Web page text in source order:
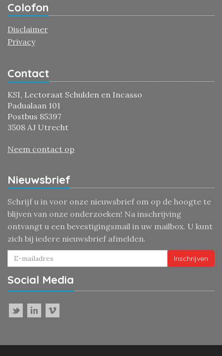
Colofon
Disclaimer
Privacy
Contact
KSI, Lectoraat Schulden en Incasso
Padualaan 101
Postbus 85397
3508 AJ Utrecht
Neem contact op
Nieuwsbrief
Schrijf u in voor onze nieuwsbrief om op de hoogte te
blijven van onze onderzoeken! Na inschrijving
ontvangt u een bevestigingsmail in uw mailbox. U kunt
zich bij iedere nieuwsbrief afmelden.
Inschrijven
Social Media